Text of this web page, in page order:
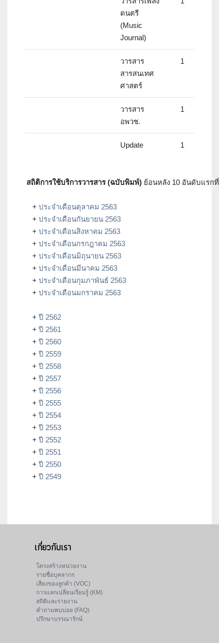
ดนตรี
(Music
Journal)
วารสาร
สารสนเทศ
ศาสตร์
1
วารสาร
อพวช.
1
Update 1
สถิติการใช้บริการวารสาร (ฉบับพิมพ์) ย้อนหลัง 10 อันดับแรก
+ ประจำเดือนตุลาคม 2563
+ ประจำเดือนกันยายน 2563
+ ประจำเดือนสิงหาคม 2563
+ ประจำเดือนกรกฎาคม 2563
+ ประจำเดือนมิถุนายน 2563
+ ประจำเดือนมีนาคม 2563
+ ประจำเดือนกุมภาพันธ์ 2563
+ ประจำเดือนมกราคม 2563
+ ปี 2562
+ ปี 2561
+ ปี 2560
+ ปี 2559
+ ปี 2558
+ ปี 2557
+ ปี 2556
+ ปี 2555
+ ปี 2554
+ ปี 2553
+ ปี 2552
+ ปี 2551
+ ปี 2550
+ ปี 2549
เกี่ยวกับเรา
โครงสร้างหน่วยงาน
รายชื่อบุคลากร
เสียงของลูกค้า (VOC)
การแลกเปลี่ยนเรียนรู้ (KM)
สถิติและรายงาน
คำถามพบบ่อย (FAQ)
ปรึกษาบรรณารักษ์